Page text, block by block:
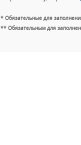
* Обязательные для
** Обязательным для